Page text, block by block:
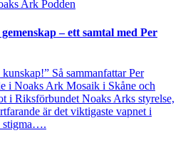
– ett samtal med Per
Så sammanfattar Per
i Noaks Ark Mosaik i Skåne och
i Riksförbundet Noaks Arks styrelse,
är det viktigaste vapnet i
stigma….